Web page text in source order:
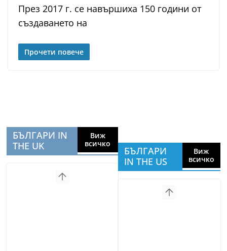
През 2017 г. се навършиха 150 години от
създаването на
Прочети повече
БЪЛГАРИ IN
THE UK
Виж
всичко
БЪЛГАРИ
IN THE US
Виж
всичко